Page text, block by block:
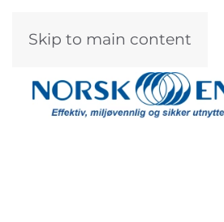
Skip to main content